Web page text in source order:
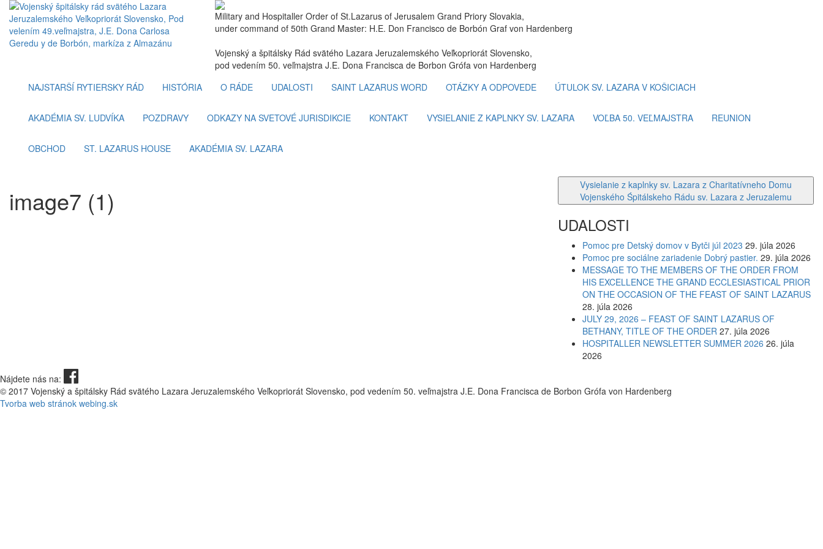
Military and Hospitaller Order of St.Lazarus of Jerusalem Grand Priory Slovakia,
under command of 50th Grand Master: H.E. Don Francisco de Borbón Graf von Hardenberg
Vojenský a špitálsky Rád svätého Lazara Jeruzalemského Veľkopriorát Slovensko,
pod vedením 50. veľmajstra J.E. Dona Francisca de Borbon Grófa von Hardenberg
NAJSTARŠÍ RYTIERSKY RÁD
HISTÓRIA O RÁDE UDALOSTI SAINT LAZARUS WORD OTÁZKY A ODPOVEDE ÚTULOK SV. LAZARA V KOŠICIACH
AKADÉMIA SV. LUDVÍKA POZDRAVY ODKAZY NA SVETOVÉ JURISDIKCIE KONTAKT VYSIELANIE Z KAPLNKY SV. LAZARA VOĽBA 50. VEĽMAJSTRA REUNION
OBCHOD ST. LAZARUS HOUSE AKADÉMIA SV. LAZARA
image7 (1)
Vysielanie z kaplnky sv. Lazara z Charitatívneho Domu
Vojenského Śpitálskeho Rádu sv. Lazara z Jeruzalemu
UDALOSTI
Pomoc pre Detský domov v Bytči júl 2023 29. júla 2026
Pomoc pre sociálne zariadenie Dobrý pastier. 29. júla 2026
MESSAGE TO THE MEMBERS OF THE ORDER FROM
HIS EXCELLENCE THE GRAND ECCLESIASTICAL PRIOR
ON THE OCCASION OF THE FEAST OF SAINT LAZARUS
28. júla 2026
JULY 29, 2026 – FEAST OF SAINT LAZARUS OF
BETHANY, TITLE OF THE ORDER 27. júla 2026
HOSPITALLER NEWSLETTER SUMMER 2026 26. júla
2026
Nájdete nás na:
© 2017 Vojenský a špitálsky Rád svätého Lazara Jeruzalemského Veľkopriorát Slovensko, pod vedením 50. veľmajstra J.E. Dona Francisca de Borbon Grófa von Hardenberg
Tvorba web stránok webing.sk